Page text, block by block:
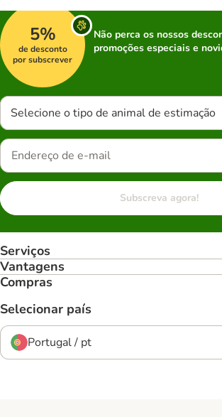
5%
de desconto
por subscrever
Não perca os nossos
promoções especiais e
Selecione o tipo de animal de estimação
Subscreva agora!
Serviços
Vantagens
Compras
Selecionar país
Portugal / pt